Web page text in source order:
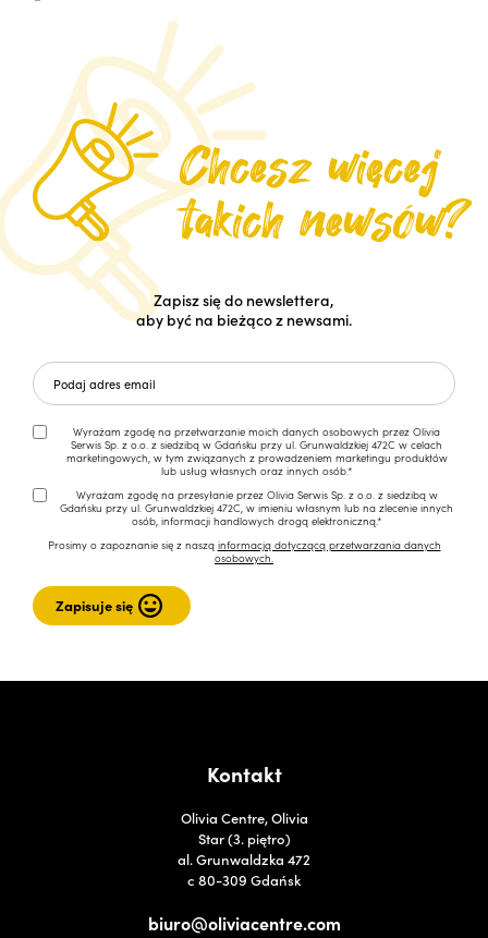
Zapisz się do newslettera,
aby być na bieżąco z newsami.
Wyrażam zgodę na przetwarzanie moich danych osobowych przez Olivia
Serwis Sp. z o.o. z siedzibą w Gdańsku przy ul. Grunwaldzkiej 472C w celach
marketingowych, w tym związanych z prowadzeniem marketingu produktów
lub usług własnych oraz innych osób.*
Wyrażam zgodę na przesyłanie przez Olivia Serwis Sp. z o.o. z siedzibą w
Gdańsku przy ul. Grunwaldzkiej 472C, w imieniu własnym lub na zlecenie innych
osób, informacji handlowych drogą elektroniczną.*
Prosimy o zapoznanie się z naszą informacją dotyczącą przetwarzania danych
osobowych.
Kontakt
Olivia Centre, Olivia
Star (3. piętro)
al. Grunwaldzka 472
c 80-309 Gdańsk
biuro@oliviacentre.com